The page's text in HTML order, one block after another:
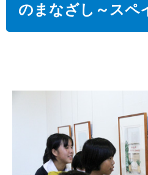
のまなざし～スペ